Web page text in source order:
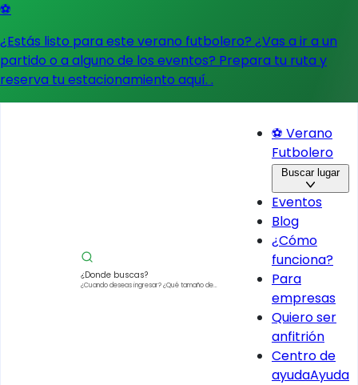
⚽
¿Estás listo para este verano futbolero? ¿Vas a ir a un
partido o a alguno de los eventos? Prepara tu ruta y
reserva tu estacionamiento aquí. .
¿Donde buscas?
¿Cuando deseas ingresar?¿Qué tamaño de
⚽ Verano
Futbolero
Buscar lugar
Eventos
Blog
¿Cómo
funciona?
Para
empresas
Quiero ser
anfitrión
Centro de
ayudaAyuda